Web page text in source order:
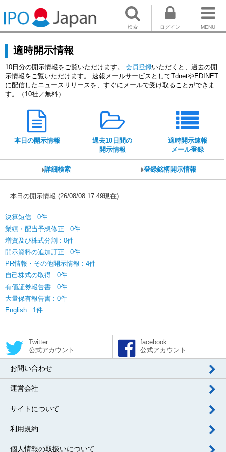
MENU
ログイン
検索
適時開示情報
10日分の開示情報をご覧いただけます。 会員登録いただくと、過去の開
示情報をご覧いただけます。 速報メールサービスとしてTdnetやEDINET
に配信したニュースリリースを、すぐにメールで受け取ることができま
す。（10社／無料）
本日の開示情報
過去10日間の
開示情報
適時開示速報
メール登録
詳細検索 登録銘柄開示情報
本日の開示情報 (26/08/08 17:49現在)
決算短信 : 0件
業績・配当予想修正 : 0件
増資及び株式分割 : 0件
開示資料の追加訂正 : 0件
PR情報・その他開示情報 : 4件
自己株式の取得 : 0件
有価証券報告書 : 0件
大量保有報告書 : 0件
English : 1件
Twitter
公式アカウント
facebook
公式アカウント
お問い合わせ
運営会社
サイトについて
利用規約
個人情報の取扱いについて